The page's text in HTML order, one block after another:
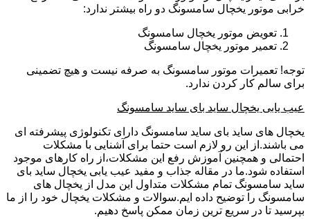
خرابی موتور یخچال سامسونگ دو راه بیشتر ندارد:
تعویض موتور یخچال سامسونگ
تعمیر موتور یخچال سامسونگ
توجه! تعمیرات موتور سامسونگ به صرفه نیست و هیچ تضمینی
برای سالم کار کردن ندارد.
عیب یابی یخچال ساید بای ساید سامسونگ
یخچال های ساید بای ساید سامسونگ دارای تکنولوژی پیشرفته ای
می باشند.از این رو لازم است حتما برای آشنایی با مشکلات
احتمالی و همچنین آموزش رفع این مشکلات،از راه کارهای موجود
استفاده شود.ما در مقاله جذاب و مفید عیب یابی یخچال ساید بای
ساید سامسونگ تمام مشکلات متداول این مدل از یخچال های
سامسونگ را توضیح داده ایم.سوالات و مشکلات یخچال خود را از ما
بپرسید تا در سریع ترین زمان ممکن پاسخ دهیم.